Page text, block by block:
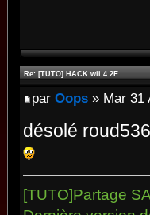
Re: [TUTO] HACK wii 4.2E
par Oops » Mar 31
désolé
[TUTO]Partage